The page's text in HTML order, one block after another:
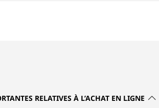
RELATIVES À L’ACHAT EN LIGNE